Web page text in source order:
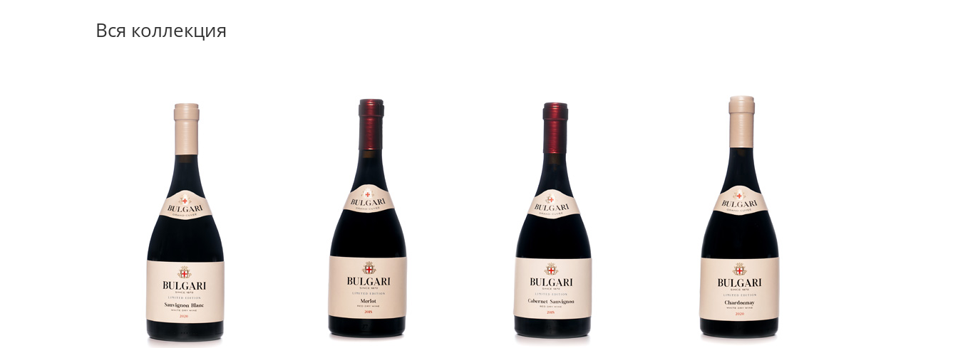
Вся коллекция